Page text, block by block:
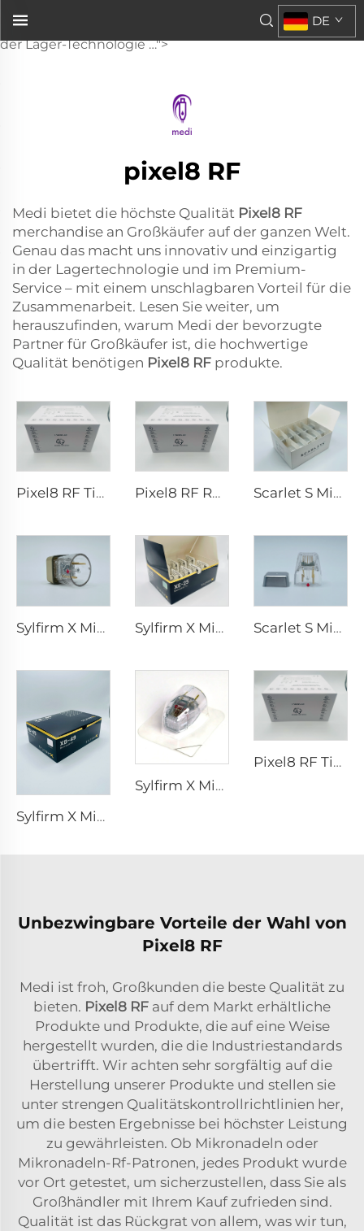
-Artikel an. Das macht uns innovativ und einzigartig in
der Lager-Technologie …">
DE
pixel8 RF
Medi bietet die höchste Qualität Pixel8 RF
merchandise an Großkäufer auf der ganzen Welt.
Genau das macht uns innovativ und einzigartig
in der Lagertechnologie und im Premium-
Service – mit einem unschlagbaren Vorteil für die
Zusammenarbeit. Lesen Sie weiter, um
herauszufinden, warum Medi der bevorzugte
Partner für Großkäufer ist, die hochwertige
Qualität benötigen Pixel8 RF produkte.
Pixel8 RF Tipps Pixel8 RF Rohrer Aesthetic 25 49 64 Spitzen Scarlet S Microneedling RF-Bipolar-Elektroden Verbrauchsspitze 25-Pin
Sylfirm X Microneedling RF-Spitzen X-25 Sylfirm X Microneedling RF-Spitzen XE-25 Scarlet S Microneedling RF-Bipolar-Elektroden Verbrauchsspitze 25-Pin
Sylfirm X Microneedling RF-Hautpflege Sylfirm X Spitzen XB-49
Sylfirm X Microneedling RF-Spitze Sylfirm X XE-25 Kartusche von Viol
Pixel8 RF Tipps
Unbezwingbare Vorteile der Wahl von
Pixel8 RF
Medi ist froh, Großkunden die beste Qualität zu
bieten. Pixel8 RF auf dem Markt erhältliche
Produkte und Produkte, die auf eine Weise
hergestellt wurden, die die Industriestandards
übertrifft. Wir achten sehr sorgfältig auf die
Herstellung unserer Produkte und stellen sie
unter strengen Qualitätskontrollrichtlinien her,
um die besten Ergebnisse bei höchster Leistung
zu gewährleisten. Ob Mikronadeln oder
Mikronadeln-Rf-Patronen, jedes Produkt wurde
vor Ort getestet, um sicherzustellen, dass Sie als
Großhändler mit Ihrem Kauf zufrieden sind.
Qualität ist das Rückgrat von allem, was wir tun,